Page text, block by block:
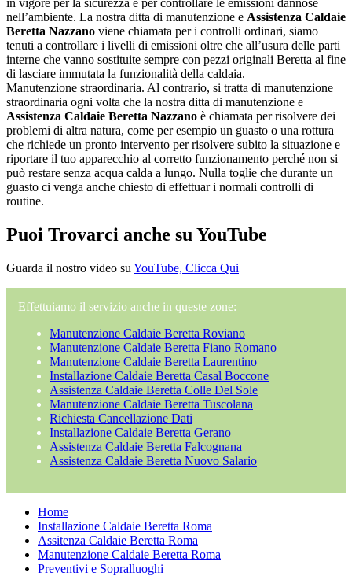
nell’ambiente. La nostra ditta di manutenzione e Assistenza Caldaie
Beretta Nazzano viene chiamata per i controlli ordinari, siamo
tenuti a controllare i livelli di emissioni oltre che all’usura delle parti
interne che vanno sostituite sempre con pezzi originali Beretta al fine
di lasciare immutata la funzionalità della caldaia.
Manutenzione straordinaria. Al contrario, si tratta di manutenzione
straordinaria ogni volta che la nostra ditta di manutenzione e
Assistenza Caldaie Beretta Nazzano è chiamata per risolvere dei
problemi di altra natura, come per esempio un guasto o una rottura
che richiede un pronto intervento per risolvere subito la situazione e
riportare il tuo apparecchio al corretto funzionamento perché non si
può restare senza acqua calda a lungo. Nulla toglie che durante un
guasto ci venga anche chiesto di effettuar i normali controlli di
routine.
Puoi Trovarci anche su YouTube
Guarda il nostro video su YouTube, Clicca Qui
Effettuiamo il servizio anche in queste zone:
Manutenzione Caldaie Beretta Roviano
Manutenzione Caldaie Beretta Fiano Romano
Manutenzione Caldaie Beretta Laurentino
Installazione Caldaie Beretta Casal Boccone
Assistenza Caldaie Beretta Colle Del Sole
Manutenzione Caldaie Beretta Tuscolana
Richiesta Cancellazione Dati
Installazione Caldaie Beretta Gerano
Assistenza Caldaie Beretta Falcognana
Assistenza Caldaie Beretta Nuovo Salario
Home
Installazione Caldaie Beretta Roma
Assitenza Caldaie Beretta Roma
Manutenzione Caldaie Beretta Roma
Preventivi e Sopralluoghi